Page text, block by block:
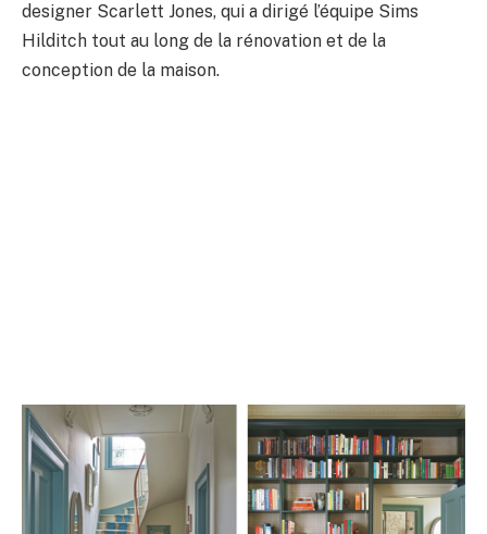
designer Scarlett Jones, qui a dirigé l’équipe Sims
Hilditch tout au long de la rénovation et de la
conception de la maison.